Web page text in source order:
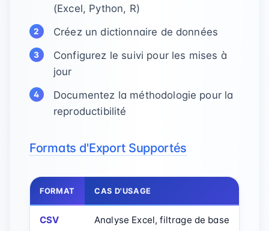
(Excel, Python, R)
Créez un dictionnaire de données
Configurez le suivi pour les mises à
jour
Documentez la méthodologie pour la
reproductibilité
Formats d'Export Supportés
FORMAT CAS D'USAGE
CSV Analyse Excel, filtrage de base